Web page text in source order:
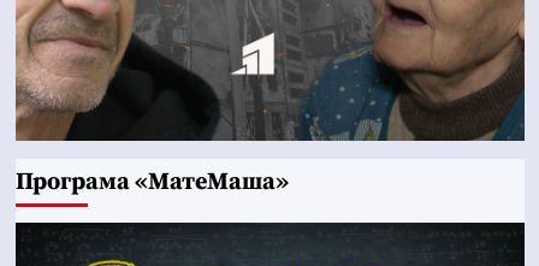
Програма «МатеМаша»